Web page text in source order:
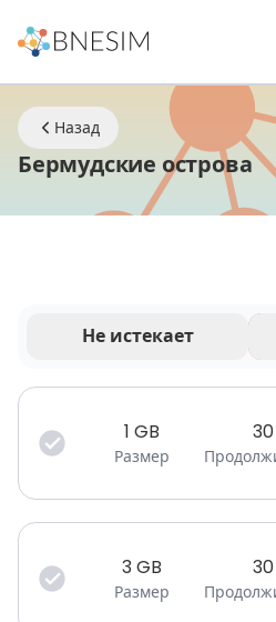
Назад
Бермудские острова
Не истекает
Ваши данные
1 GB
Размер
3GB
Размер